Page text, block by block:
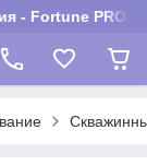
- Fortune PROM